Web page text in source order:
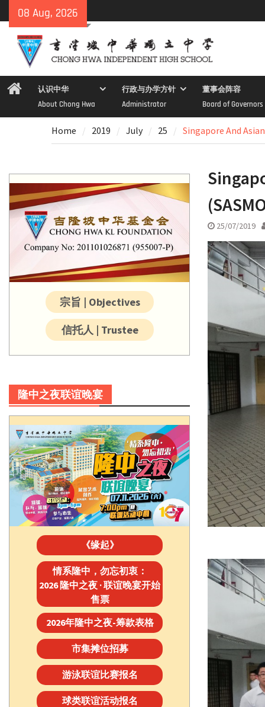
to
content
08 Aug, 2026
Home认识中华
About Chong Hwa
行政与办学方针
Administrator
董事会阵容
Board of Governors
Home 2019 July 25 Singapore And
25/07/2019
宗旨 | Objectives
信托人 | Trustee
隆中之夜联谊晚宴
《缘起》
情系隆中，勿忘初衷：
2026 隆中之夜 · 联谊晚宴开始
售票
2026年隆中之夜-筹款表格
市集摊位招募
游泳联谊比赛报名
球类联谊活动报名